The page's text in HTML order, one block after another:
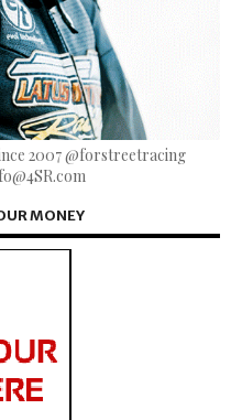
2007 @forstreetracing
MONEY